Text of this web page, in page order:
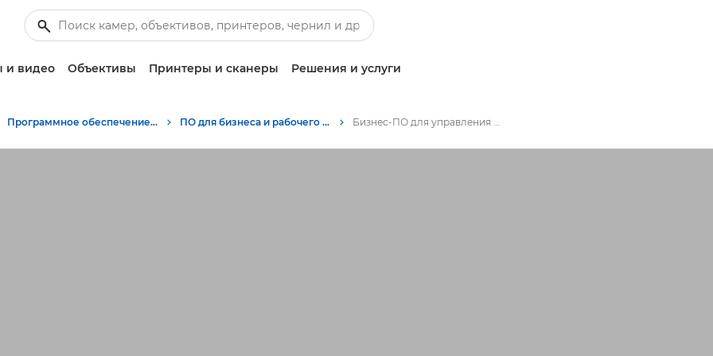
и видео Объективы Принтеры и сканеры Решения и услуги
Программное обеспечение для бизнеса ПО для бизнеса и рабочего пространства Бизнес-ПО для управления документооборотом